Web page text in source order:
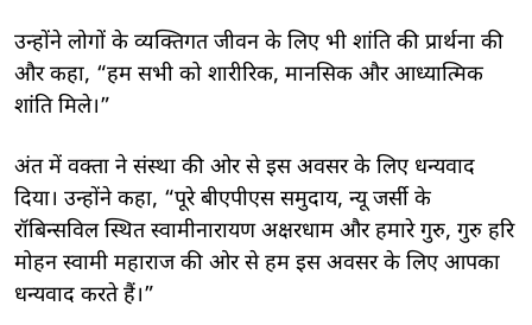
उन्होंने लोगों के व्यक्तिगत जीवन के लिए भी शांति की प्रार्थना की
और कहा, “हम सभी को शारीरिक, मानसिक और आध्यात्मिक
शांति मिले।”
अंत में वक्ता ने संस्था की ओर से इस अवसर के लिए धन्यवाद
दिया। उन्होंने कहा, “पूरे बीएपीएस समुदाय, न्यू जर्सी के
रॉबिन्सविल स्थित स्वामीनारायण अक्षरधाम और हमारे गुरु, गुरु हरि
मोहन स्वामी महाराज की ओर से हम इस अवसर के लिए आपका
धन्यवाद करते हैं।”